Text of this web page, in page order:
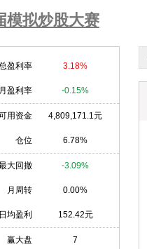
模拟炒股大赛
盈利率 3.18%
月盈利率 -0.15%
用资金 4,809,171.1元
仓位 6.78%
大回撤 -3.09%
月周转 0.00%
日均盈利 152.42元
赢大盘 7